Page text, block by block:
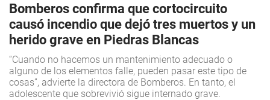
Bomberos confirma que cortocircuito
causó incendio que dejó tres muertos y un
herido grave en Piedras Blancas
“Cuando no hacemos un mantenimiento adecuado o
alguno de los elementos falle, pueden pasar este tipo de
cosas”, advierte la directora de Bomberos. En tanto, el
adolescente que sobrevivió sigue internado grave.